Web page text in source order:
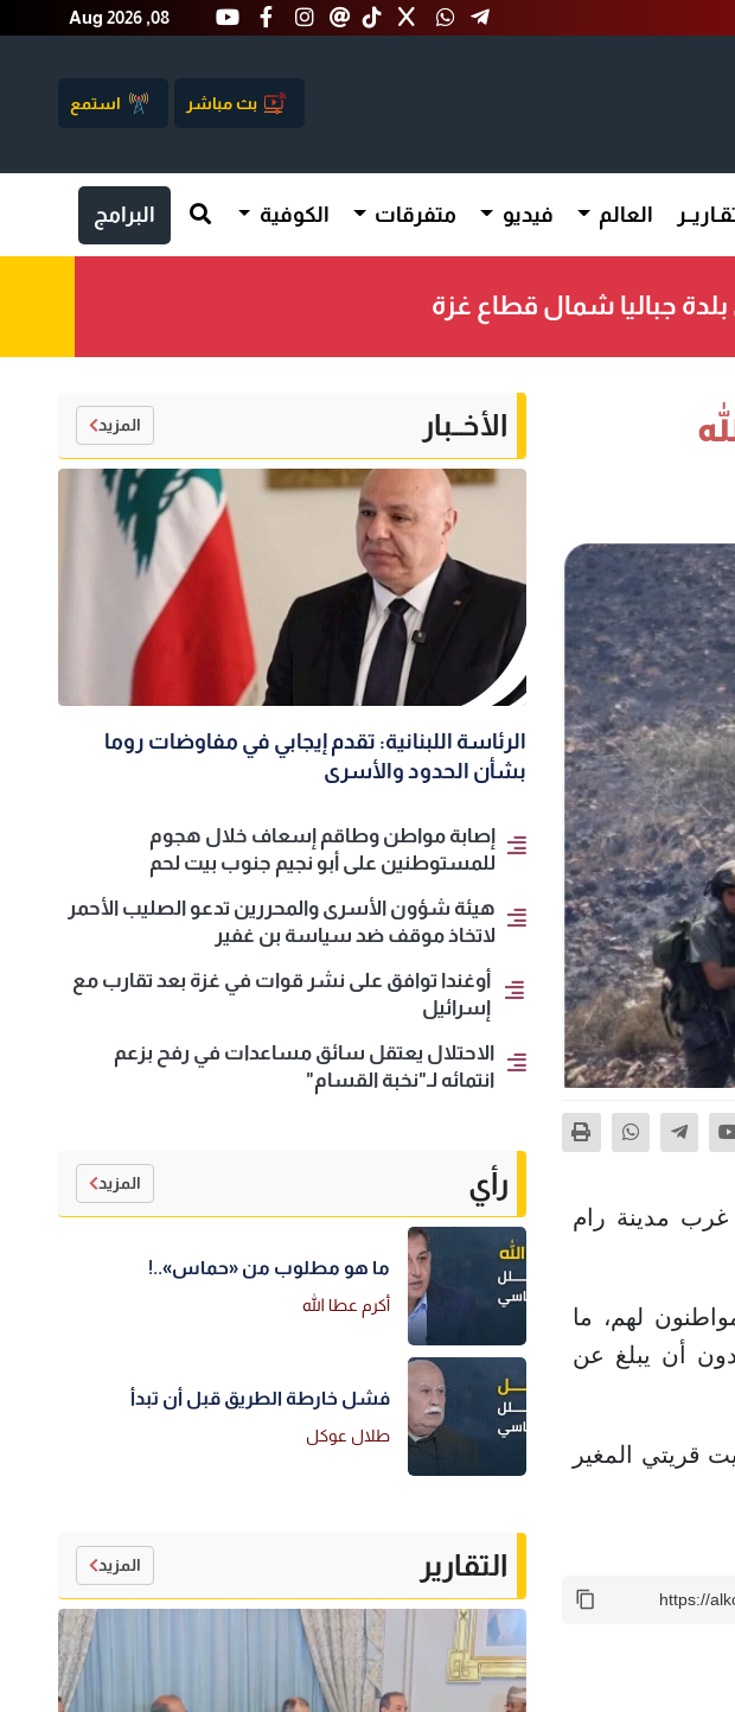
Aug 2026 ,08
بث مباشر استمع
العالم فيديو متفرقات الكوفية البرامج
بلدة جباليا شمال قطاع غزة
مدينة رام
لهم، ما
دون أن يبلغ عن
قريتي المغير
الأخــبار المزيد
الرئاسة اللبنانية: تقدم إيجابي في مفاوضات روما
بشأن الحدود والأسرى
إصابة مواطن وطاقم إسعاف خلال هجوم
للمستوطنين على أبو نجيم جنوب بيت لحم
هيئة شؤون الأسرى والمحررين تدعو الصليب الأحمر
لاتخاذ موقف ضد سياسة بن غفير
أوغندا توافق على نشر قوات في غزة بعد تقارب مع
إسرائيل
الاحتلال يعتقل سائق مساعدات في رفح بزعم
انتمائه لـ"نخبة القسام"
رأي المزيد
ما هو مطلوب من «حماس»..!
أكرم عطا الله
فشل خارطة الطريق قبل أن تبدأ
طلال عوكل
التقارير المزيد